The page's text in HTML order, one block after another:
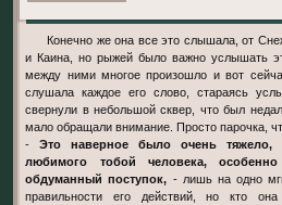
Конечно же она все это слышала, от Снежка, от Новиковой, от Ичиго
и Каина, но рыжей было важно услышать
между ними многое произошло и вот
слушала каждое его слово, стараясь
свернули в небольшой сквер, что был
мало обращали внимание. Просто парочка,
-Это наверное было очень тяжело,
любимого тобой человека,
обдуманный поступок, - лишь на одно
правильности его действий, но кто